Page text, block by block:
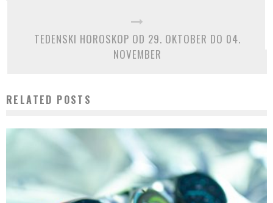
TEDENSKI HOROSKOP OD 29. OKTOBER DO 04.
NOVEMBER
RELATED POSTS